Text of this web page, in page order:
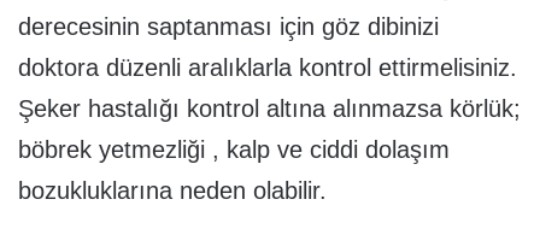
derecesinin saptanması için göz dibinizi
doktora düzenli aralıklarla kontrol ettirmelisiniz.
Şeker hastalığı kontrol altına alınmazsa körlük;
böbrek yetmezliği , kalp ve ciddi dolaşım
bozukluklarına neden olabilir.